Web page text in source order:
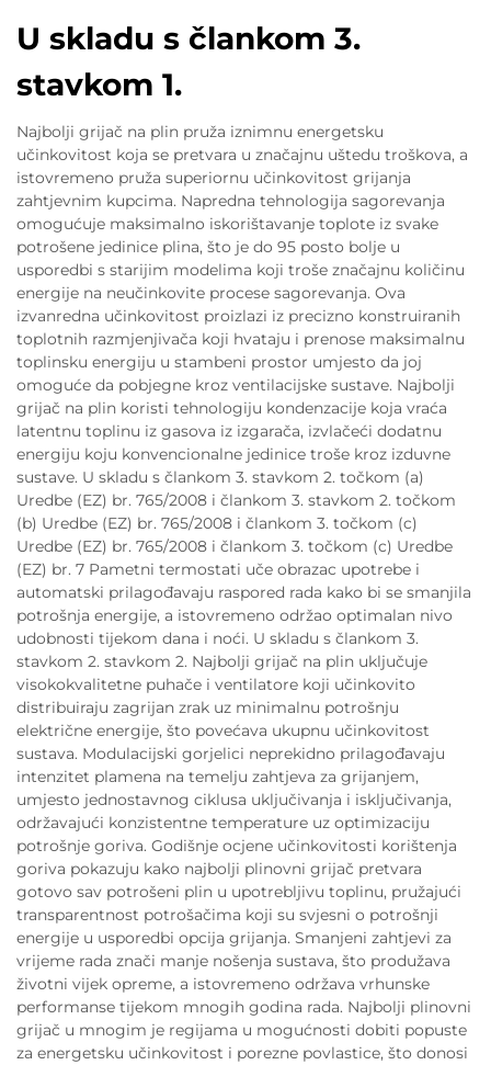
U skladu s člankom 3.
stavkom 1.
Najbolji grijač na plin pruža iznimnu energetsku
učinkovitost koja se pretvara u značajnu uštedu troškova, a
istovremeno pruža superiornu učinkovitost grijanja
zahtjevnim kupcima. Napredna tehnologija sagorevanja
omogućuje maksimalno iskorištavanje toplote iz svake
potrošene jedinice plina, što je do 95 posto bolje u
usporedbi s starijim modelima koji troše značajnu količinu
energije na neučinkovite procese sagorevanja. Ova
izvanredna učinkovitost proizlazi iz precizno konstruiranih
toplotnih razmjenjivača koji hvataju i prenose maksimalnu
toplinsku energiju u stambeni prostor umjesto da joj
omoguće da pobjegne kroz ventilacijske sustave. Najbolji
grijač na plin koristi tehnologiju kondenzacije koja vraća
latentnu toplinu iz gasova iz izgarača, izvlačeći dodatnu
energiju koju konvencionalne jedinice troše kroz izduvne
sustave. U skladu s člankom 3. stavkom 2. točkom (a)
Uredbe (EZ) br. 765/2008 i člankom 3. stavkom 2. točkom
(b) Uredbe (EZ) br. 765/2008 i člankom 3. točkom (c)
Uredbe (EZ) br. 765/2008 i člankom 3. točkom (c) Uredbe
(EZ) br. 7 Pametni termostati uče obrazac upotrebe i
automatski prilagođavaju raspored rada kako bi se smanjila
potrošnja energije, a istovremeno održao optimalan nivo
udobnosti tijekom dana i noći. U skladu s člankom 3.
stavkom 2. stavkom 2. Najbolji grijač na plin uključuje
visokokvalitetne puhače i ventilatore koji učinkovito
distribuiraju zagrijan zrak uz minimalnu potrošnju
električne energije, što povećava ukupnu učinkovitost
sustava. Modulacijski gorjelici neprekidno prilagođavaju
intenzitet plamena na temelju zahtjeva za grijanjem,
umjesto jednostavnog ciklusa uključivanja i isključivanja,
održavajući konzistentne temperature uz optimizaciju
potrošnje goriva. Godišnje ocjene učinkovitosti korištenja
goriva pokazuju kako najbolji plinovni grijač pretvara
gotovo sav potrošeni plin u upotrebljivu toplinu, pružajući
transparentnost potrošačima koji su svjesni o potrošnji
energije u usporedbi opcija grijanja. Smanjeni zahtjevi za
vrijeme rada znači manje nošenja sustava, što produžava
životni vijek opreme, a istovremeno održava vrhunske
performanse tijekom mnogih godina rada. Najbolji plinovni
grijač u mnogim je regijama u mogućnosti dobiti popuste
za energetsku učinkovitost i porezne povlastice, što donosi